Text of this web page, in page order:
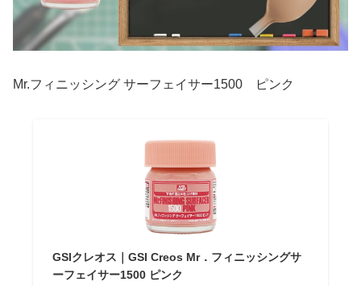
Mr.フィニッシング サーフェイサー1500 ピンク
GSIクレオス｜GSI Creos Mr．フィニッシングサ
ーフェイサー1500 ピンク